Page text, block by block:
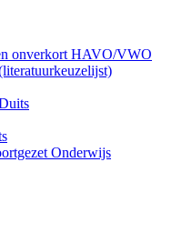
onverkort HAVO/VWO
Onderwijs